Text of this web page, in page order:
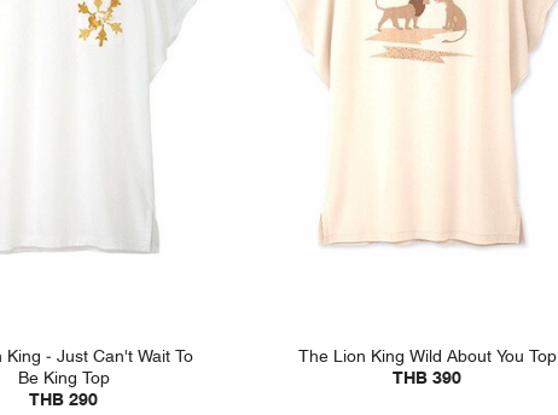
- Just Can't Wait To
Be King Top
THB 290
The Lion King Wild About You Top
THB 390